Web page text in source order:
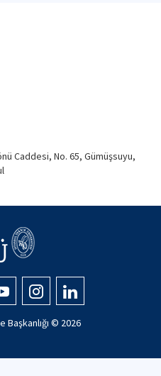
Caddesi, No. 65, Gümüşsuyu,
Başkanlığı © 2026